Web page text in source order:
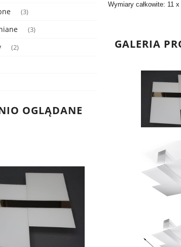
(3)
(3)
(2)
OGLĄDANE
Wymiary całkowite: 11
GALERIA